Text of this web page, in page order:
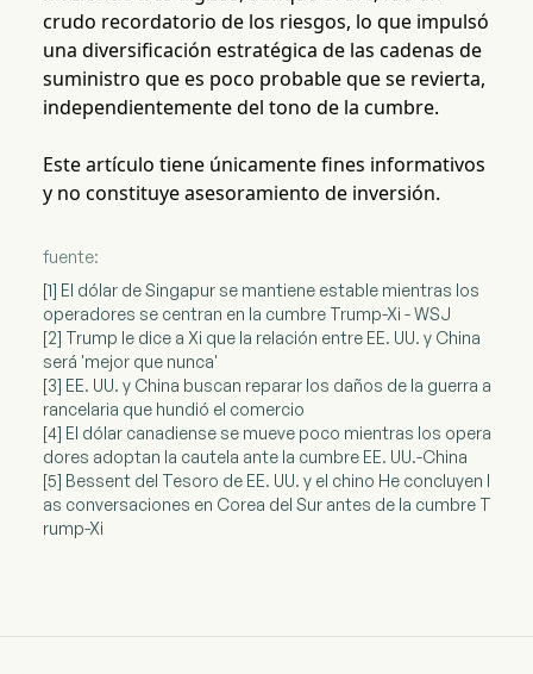
crudo recordatorio de los riesgos, lo que impulsó
una diversificación estratégica de las cadenas de
suministro que es poco probable que se revierta,
independientemente del tono de la cumbre.
Este artículo tiene únicamente fines informativos
y no constituye asesoramiento de inversión.
fuente:
[1] El dólar de Singapur se mantiene estable mientras los
operadores se centran en la cumbre Trump-Xi - WSJ
[2] Trump le dice a Xi que la relación entre EE. UU. y China
será 'mejor que nunca'
[3] EE. UU. y China buscan reparar los daños de la guerra a
rancelaria que hundió el comercio
[4] El dólar canadiense se mueve poco mientras los opera
dores adoptan la cautela ante la cumbre EE. UU.-China
[5] Bessent del Tesoro de EE. UU. y el chino He concluyen l
as conversaciones en Corea del Sur antes de la cumbre T
rump-Xi